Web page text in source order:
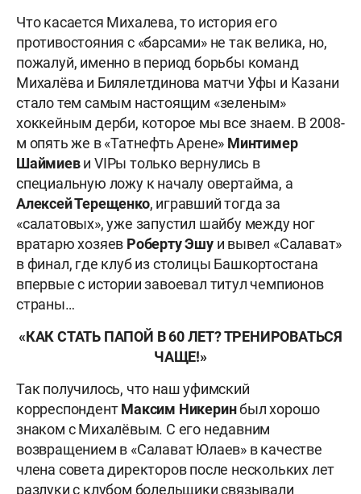
Что касается Михалева, то история его
противостояния с «барсами» не так велика, но,
пожалуй, именно в период борьбы команд
Михалёва и Билялетдинова матчи Уфы и Казани
стало тем самым настоящим «зеленым»
хоккейным дерби, которое мы все знаем. В 2008-
м опять же в «Татнефть Арене» Минтимер
Шаймиеви VIPы только вернулись в
специальную ложу к началу овертайма, а
Алексей Терещенко, игравший тогда за
«салатовых», уже запустил шайбу между ног
вратарю хозяев Роберту Эшуи вывел «Салават»
в финал, где клуб из столицы Башкортостана
впервые с истории завоевал титул чемпионов
страны…
«КАК СТАТЬ ПАПОЙ В 60 ЛЕТ? ТРЕНИРОВАТЬСЯ
ЧАЩЕ!»
Так получилось, что наш уфимский
корреспондентМаксим Никеринбыл хорошо
знаком с Михалёвым. С его недавним
возвращением в «Салават Юлаев» в качестве
члена совета директоров после нескольких лет
разлуки с клубом болельщики связывали